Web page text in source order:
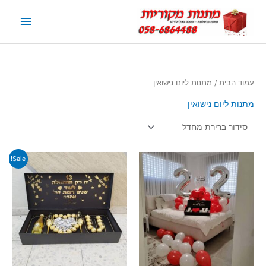
ראשי
עמוד הבית / מתנות ליום נישואין
מתנות ליום נישואין
Sale!